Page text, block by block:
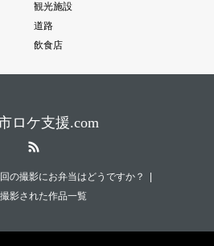
観光施設
道路
飲食店
ロケ支援.com
の撮影にお弁当はどうですか？
影された作品一覧